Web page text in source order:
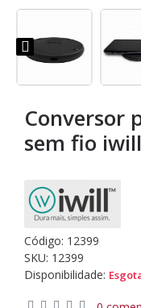
Conversor
sem fio
Código: 12399
SKU: 12399
Disponibilidade: